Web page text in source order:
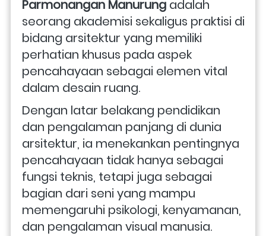
Parmonangan Manurung adalah
seorang akademisi sekaligus praktisi di
bidang arsitektur yang memiliki
perhatian khusus pada aspek
pencahayaan sebagai elemen vital
dalam desain ruang.
Dengan latar belakang pendidikan
dan pengalaman panjang di dunia
arsitektur, ia menekankan pentingnya
pencahayaan tidak hanya sebagai
fungsi teknis, tetapi juga sebagai
bagian dari seni yang mampu
memengaruhi psikologi, kenyamanan,
dan pengalaman visual manusia.